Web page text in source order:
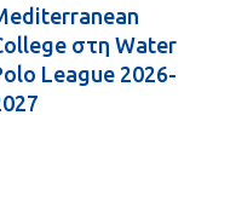
στη Water
League 2026-